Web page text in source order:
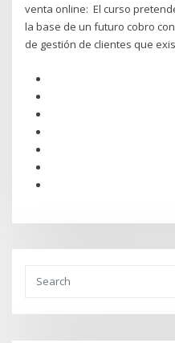
venta online: El curso
la base de un futuro cobro
de gestión de clientes que